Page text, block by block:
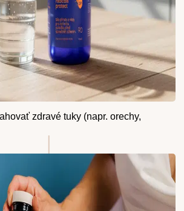
zdravé tuky (napr. orechy,